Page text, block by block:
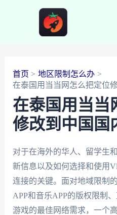
首页
地区限制怎么办
在泰国用当当网怎么把定位
在泰国用当当
修改到中国国
对于在海外的华人、留学生
新信息以及如何选择和使用
连接的关键。面对地域限制
APP和音乐APP的版权限制
游戏的最佳网络需求，一个